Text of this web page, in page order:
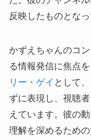
反映したものとな
かずえちゃんのコ
る情報発信に焦点
リー・ゲイ として
ずに表現し、視聴
えています。彼の
理解を深めるため